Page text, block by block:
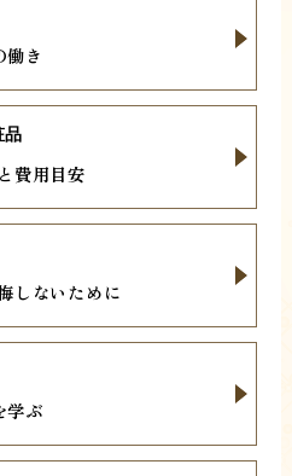
働き
費用目安
品
しないために
学ぶ